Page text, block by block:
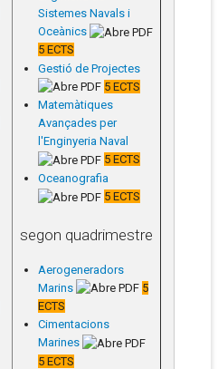
Sistemes Navals i
Oceànics
5 ECTS
Gestió de Projectes
5 ECTS
Matemàtiques
Avançades per
l'Enginyeria Naval
5 ECTS
Oceanografia
5 ECTS
segon quadrimestre
Aerogeneradors
Marins
5
ECTS
Cimentacions
Marines
5 ECTS